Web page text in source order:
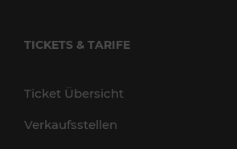
TICKETS & TARIFE
Ticket Übersicht
Verkaufsstellen